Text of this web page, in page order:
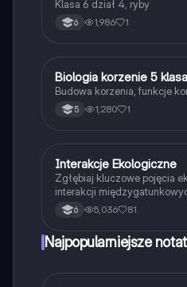
Klasa 6 dział 4, ryby
6 1,986 1
BBiologia
Biologia korzenie 5
Budowa korzenia, funkcje
5 1,280 1
Biologia
Interakcje Ekologiczne
Zgłębiaj kluczowe pojęcia
interakcji
komensalizm, drapieżnictwo
Dowiedz się o strukturze
studentów biologii i ekologii.
6 5,036 81
Najpopularniejsze